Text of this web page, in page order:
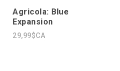
Agricola: Blue
Expansion
29,99$CA